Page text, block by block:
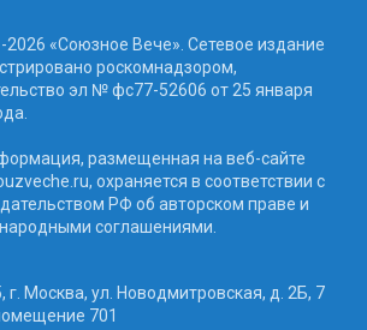
«Союзное Вече». Сетевое издание
роскомнадзором,
эл № фc77-52606 от 25 января
размещенная на веб-сайте
охраняется в соответствии с
РФ об авторском праве и
соглашениями.
г. Москва, ул. Новодмитровская, д. 2Б, 7
701